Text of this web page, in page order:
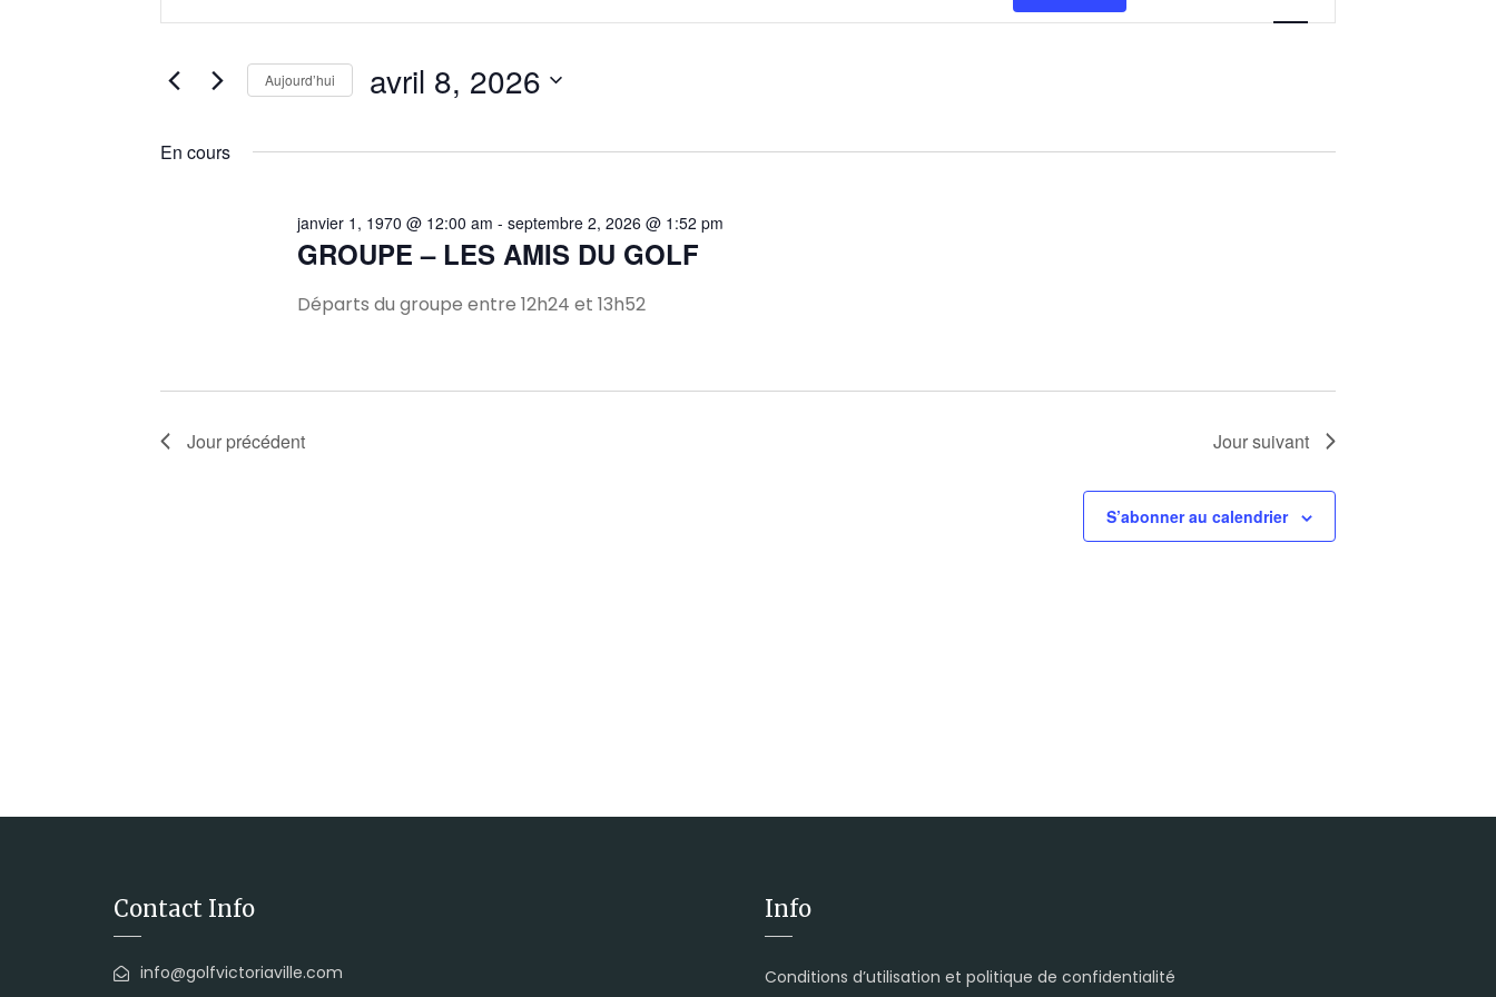
navigation
de
Évènements
Rechercher
Évènements
mot-
de
Évènement
Aujourd’hui avril 8, 2026
En cours
GROUPE – LES AMIS DU GOLF
janvier 1, 1970 @ 12:00 am - septembre 2, 2026 @ 1:52 pm
Départs du groupe entre 12h24 et 13h52
Jour précédent Jour suivant
S’abonner au calendrier
Contact Info
info@golfvictoriaville.com
Info
Conditions d’utilisation et politique de confidentialité